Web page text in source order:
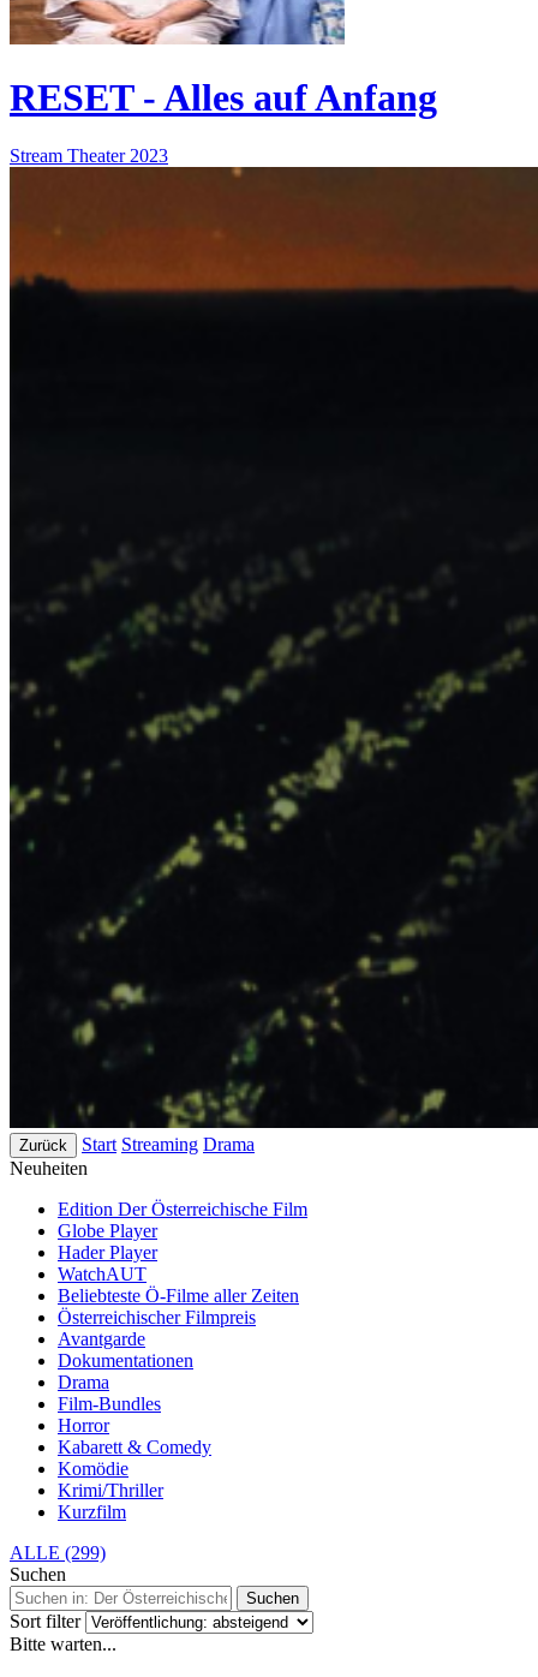
RESET - Alles auf Anfang
Stream Theater 2023
Zurück Start Streaming Drama
Neuheiten
Edition Der Österreichische Film
Globe Player
Hader Player
WatchAUT
Beliebteste Ö-Filme aller Zeiten
Österreichischer Filmpreis
Avantgarde
Dokumentationen
Drama
Film-Bundles
Horror
Kabarett & Comedy
Komödie
Krimi/Thriller
Kurzfilm
ALLE (299)
Suchen
Suchen
Sort filter
Bitte warten...